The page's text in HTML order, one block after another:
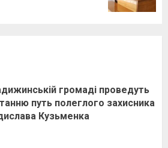
громаді проведуть
путь полеглого захисника
Кузьменка